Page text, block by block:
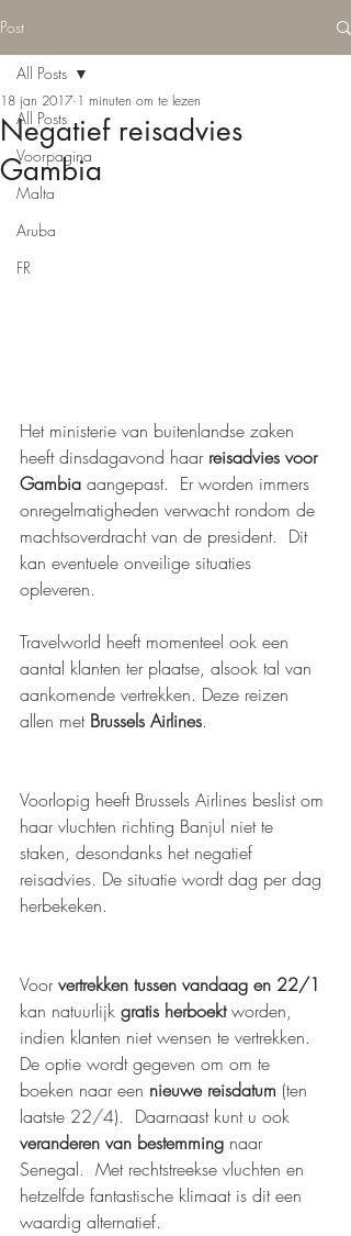
Post
All Posts
Voorpagina
Malta
Aruba
FR
All Posts
Negatief reisadvies
Gambia
18 jan 2017 1 minuten om te lezen
Het ministerie van buitenlandse zaken
heeft dinsdagavond haar reisadvies voor
Gambia aangepast.  Er worden immers
onregelmatigheden verwacht rondom de
machtsoverdracht van de president.  Dit
kan eventuele onveilige situaties
opleveren.
Travelworld heeft momenteel ook een
aantal klanten ter plaatse, alsook tal van
aankomende vertrekken. Deze reizen
allen met Brussels Airlines.
Voorlopig heeft Brussels Airlines beslist om
haar vluchten richting Banjul niet te
staken, desondanks het negatief
reisadvies. De situatie wordt dag per dag
herbekeken.
Voor vertrekken tussen vandaag en 22/1
kan natuurlijk gratis herboekt worden,
indien klanten niet wensen te vertrekken.
De optie wordt gegeven om om te
boeken naar een nieuwe reisdatum (ten
laatste 22/4).  Daarnaast kunt u ook
veranderen van bestemming naar
Senegal.  Met rechtstreekse vluchten en
hetzelfde fantastische klimaat is dit een
waardig alternatief.